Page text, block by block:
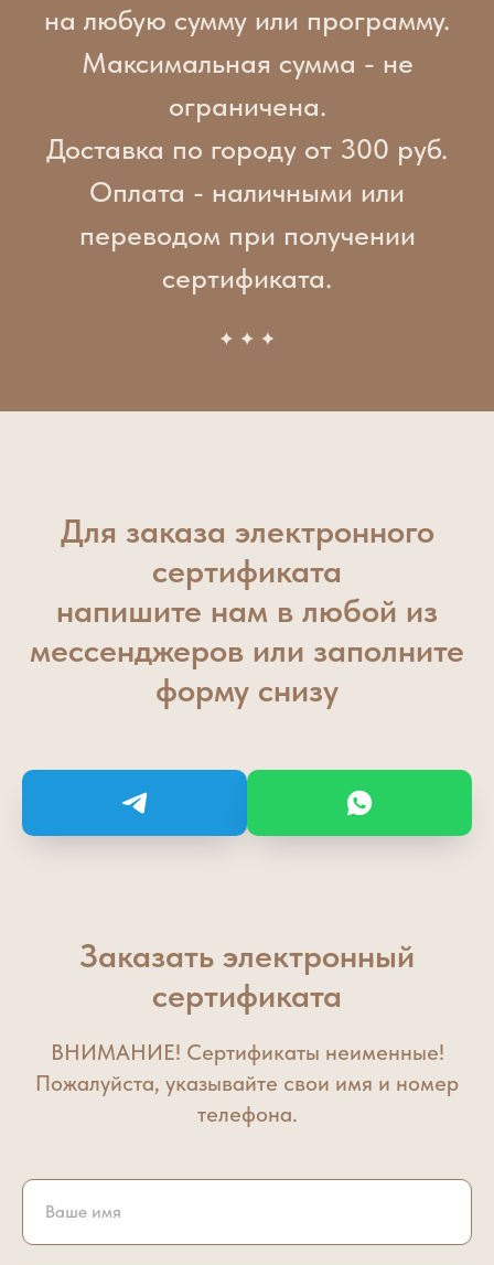
на любую сумму или программу.
Максимальная cумма - не
ограничена.
Доставка по городу от 300 руб.
Оплата - наличными или
переводом при получении
сертификата.
Для заказа электронного
сертификата
напишите нам в любой из
мессенджеров или заполните
форму снизу
Заказать электронный
сертификата
ВНИМАНИЕ! Сертификаты неименные!
Пожалуйста, указывайте свои имя и номер
телефона.